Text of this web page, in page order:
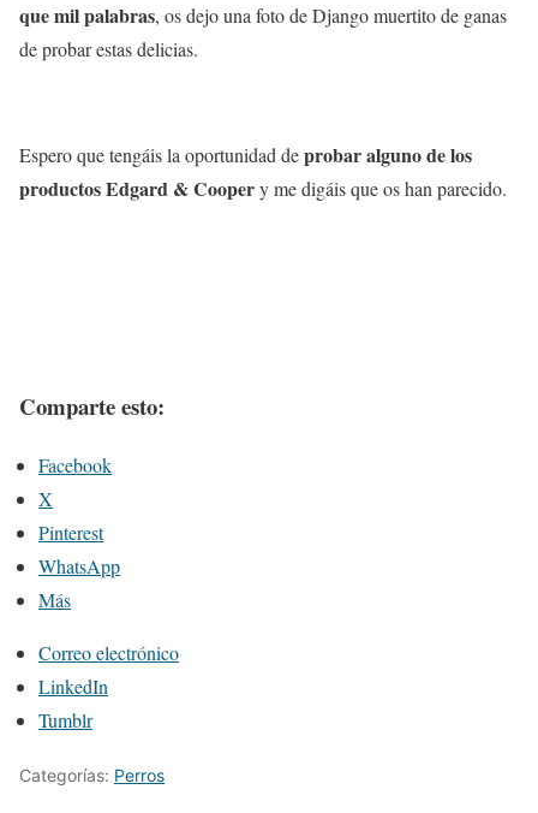
que mil palabras, os dejo una foto de Django muertito de ganas
de probar estas delicias.
Espero que tengáis la oportunidad deprobar alguno de los
productos Edgard & Coopery me digáis que os han parecido.
Comparte esto:
Facebook
X
Pinterest
WhatsApp
Más
Correo electrónico
LinkedIn
Tumblr
Categorías: Perros